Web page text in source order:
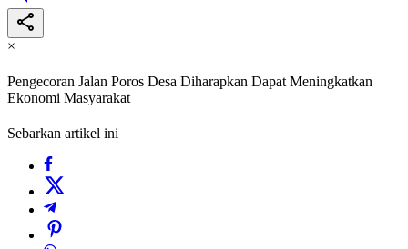
×
Pengecoran Jalan Poros Desa Diharapkan Dapat Meningkatkan
Ekonomi Masyarakat
Sebarkan artikel ini